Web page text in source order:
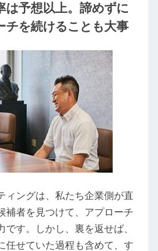
は予想以上。諦めずに
チを続けることも大事
ィングは、私たち企業側が直
補者を見つけて、アプローチ
です。しかし、裏を返せば、
任せていた過程も含めて、す